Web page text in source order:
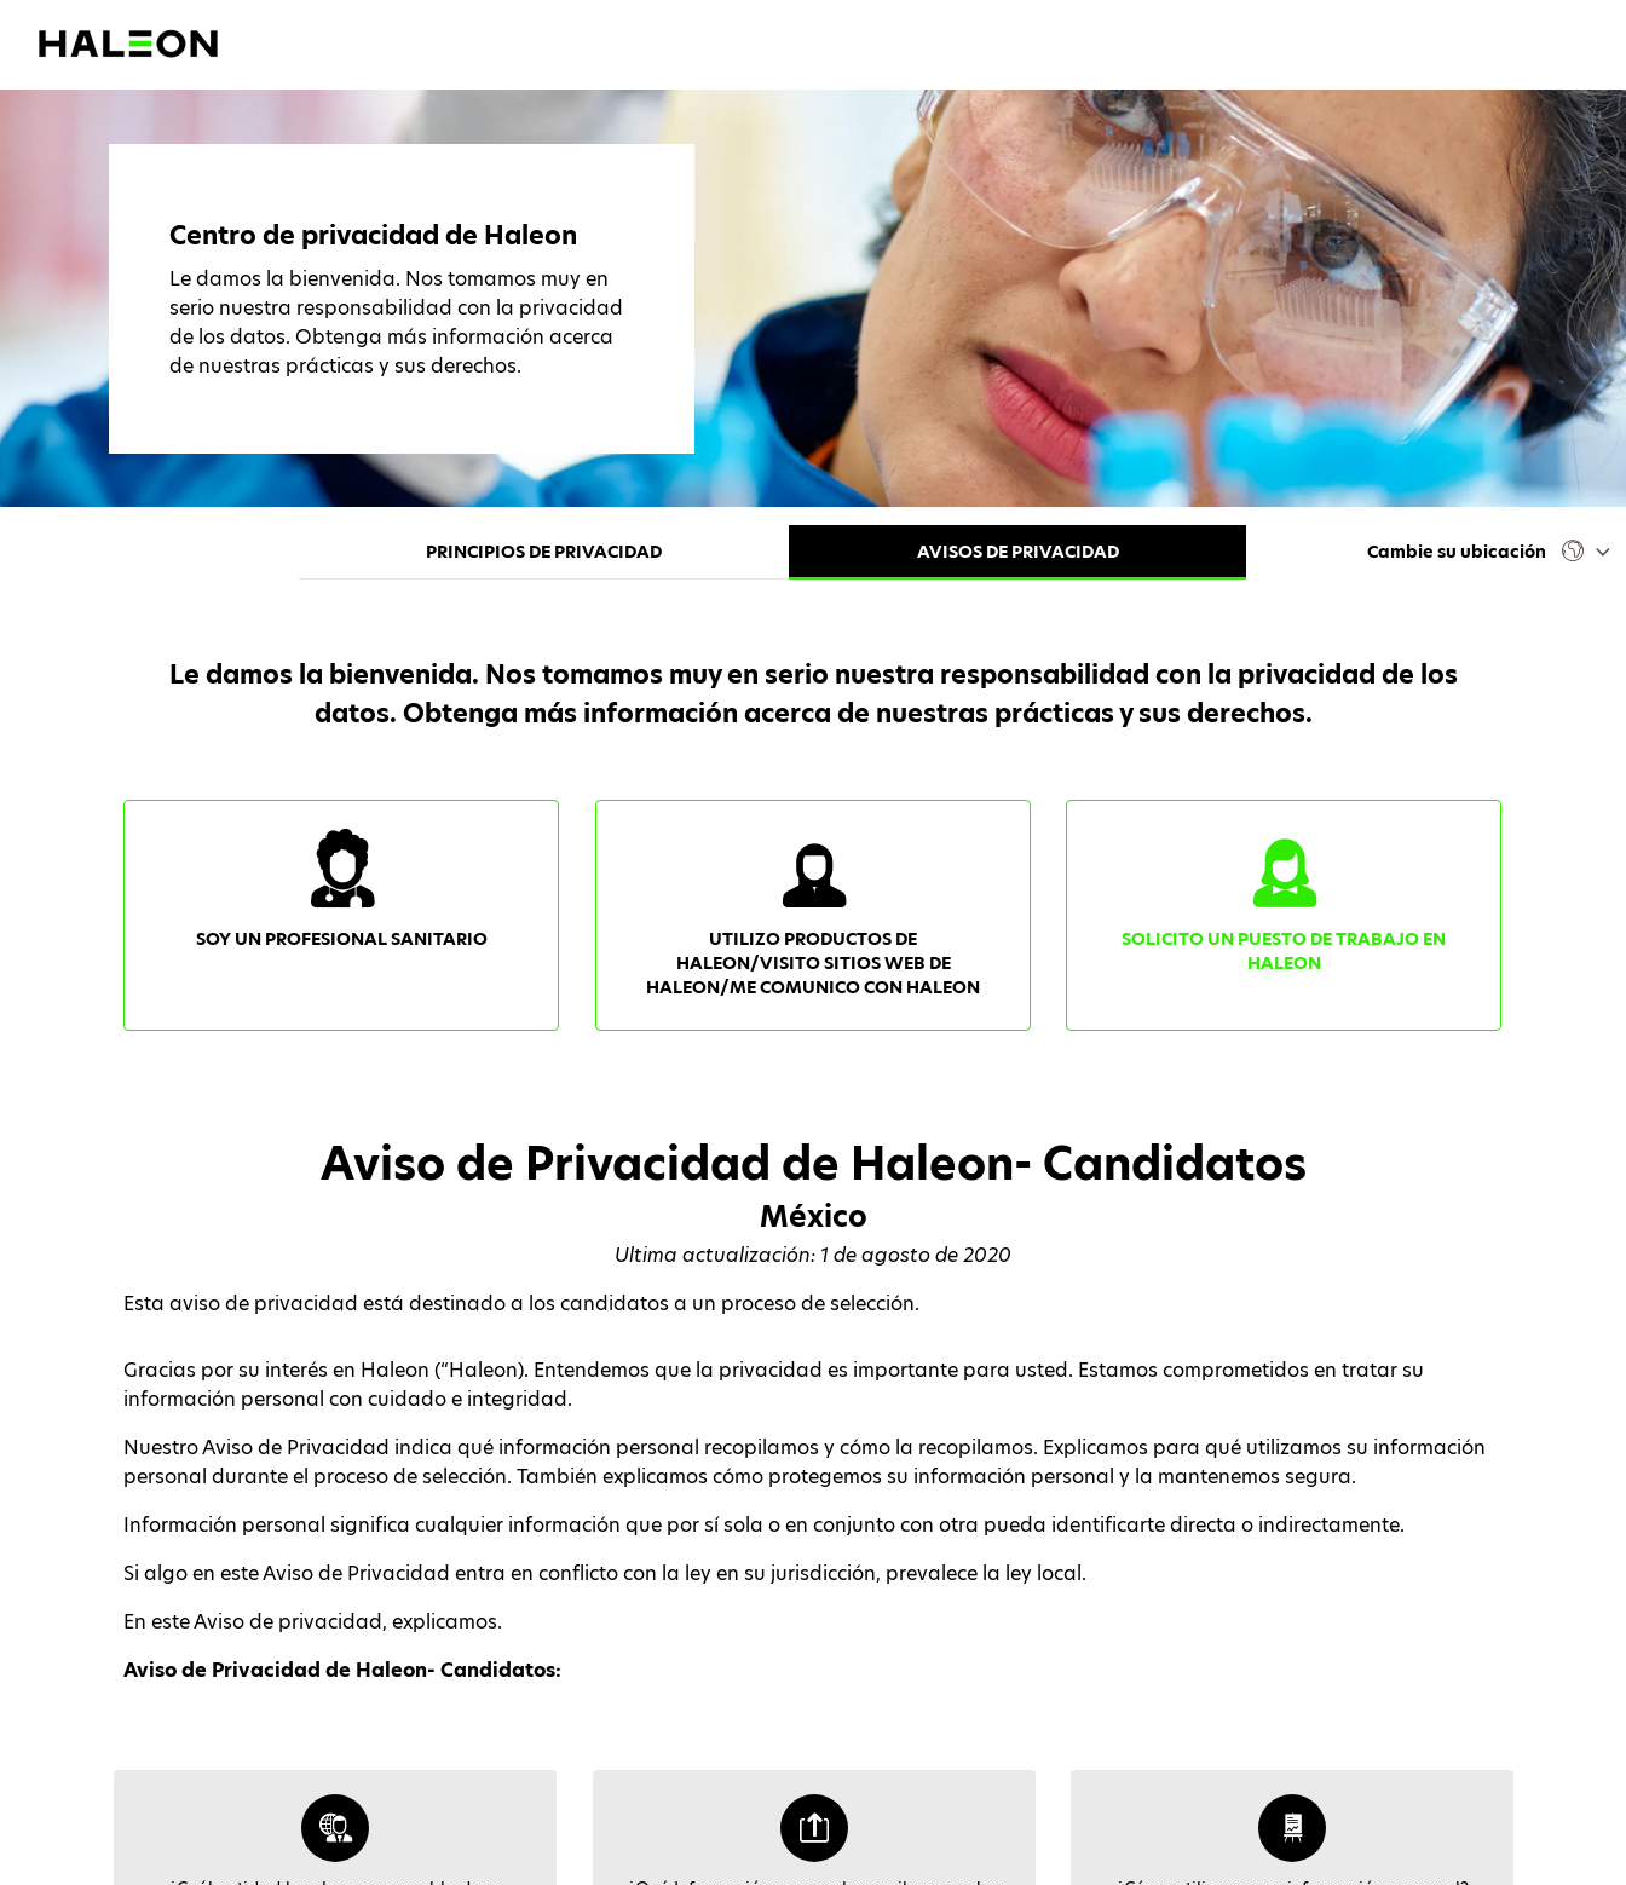
Centro de privacidad de Haleon
Le damos la bienvenida. Nos tomamos muy en
serio nuestra responsabilidad con la privacidad
de los datos. Obtenga más información acerca
de nuestras prácticas y sus derechos.
PRINCIPIOS DE PRIVACIDAD AVISOS DE PRIVACIDAD Cambie su ubicación
Le damos la bienvenida. Nos tomamos muy en serio nuestra responsabilidad con la privacidad de los
datos. Obtenga más información acerca de nuestras prácticas y sus derechos.
SOY UN PROFESIONAL SANITARIO
UTILIZO PRODUCTOS DE
HALEON/VISITO SITIOS WEB DE
HALEON/ME COMUNICO CON HALEON
SOLICITO UN PUESTO DE TRABAJO EN
HALEON
Aviso de Privacidad de Haleon- Candidatos
México
Ultima actualización: 1 de agosto de 2020
Esta aviso de privacidad está destinado a los candidatos a un proceso de selección.
Gracias por su interés en Haleon (“Haleon). Entendemos que la privacidad es importante para usted. Estamos comprometidos en tratar su
información personal con cuidado e integridad.
Nuestro Aviso de Privacidad indica qué información personal recopilamos y cómo la recopilamos. Explicamos para qué utilizamos su información
personal durante el proceso de selección. También explicamos cómo protegemos su información personal y la mantenemos segura.
Información personal significa cualquier información que por sí sola o en conjunto con otra pueda identificarte directa o indirectamente.
Si algo en este Aviso de Privacidad entra en conflicto con la ley en su jurisdicción, prevalece la ley local.
En este Aviso de privacidad, explicamos.
Aviso de Privacidad de Haleon- Candidatos: